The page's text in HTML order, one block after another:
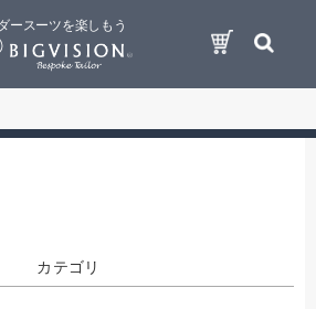
ースーツを楽しもう
カテゴリ